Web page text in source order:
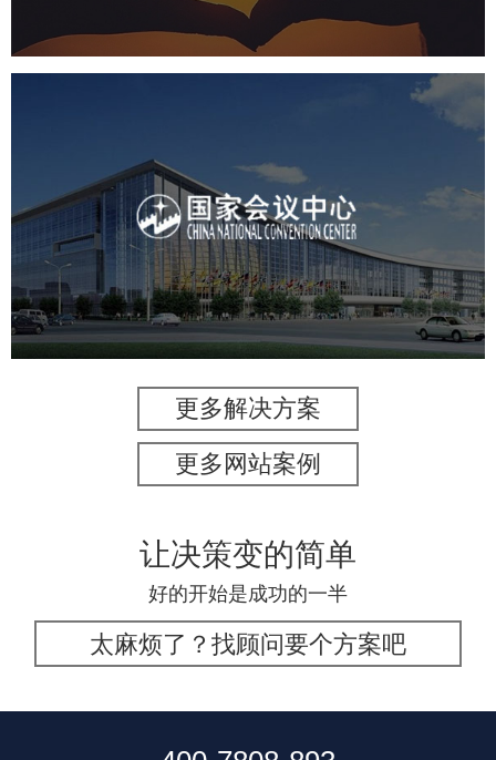
国家会议中心
专业服务 网站建设 网站设计
更多解决方案
更多网站案例
让决策变的简单
好的开始是成功的一半
太麻烦了？找顾问要个方案吧